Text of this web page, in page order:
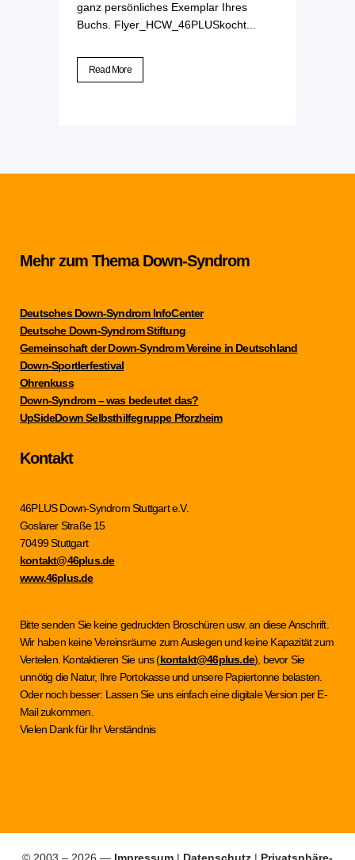
ganz persönliches Exemplar Ihres
Buchs. Flyer_HCW_46PLUSkocht...
Read More
Mehr zum Thema Down-Syndrom
Deutsches Down-Syndrom InfoCenter
Deutsche Down-Syndrom Stiftung
Gemeinschaft der Down-Syndrom Vereine in Deutschland
Down-Sportlerfestival
Ohrenkuss
Down-Syndrom – was bedeutet das?
UpSideDown Selbsthilfegruppe Pforzheim
Kontakt
46PLUS Down-Syndrom Stuttgart e.V.
Goslarer Straße 15
70499 Stuttgart
kontakt@46plus.de
www.46plus.de
Bitte senden Sie keine gedruckten Broschüren usw. an diese Anschrift.
Wir haben keine Vereinsräume zum Auslegen und keine Kapazität zum
Verteilen. Kontaktieren Sie uns (kontakt@46plus.de), bevor Sie
unnötig die Natur, Ihre Portokasse und unsere Papiertonne belasten.
Oder noch besser: Lassen Sie uns einfach eine digitale Version per E-
Mail zukommen.
Vielen Dank für Ihr Verständnis